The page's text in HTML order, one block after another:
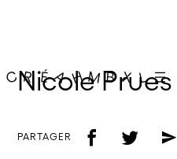
Nicole Prues
PARTAGER f t e